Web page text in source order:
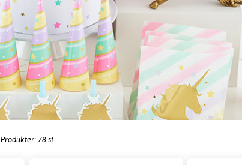
Produkter: 78 st